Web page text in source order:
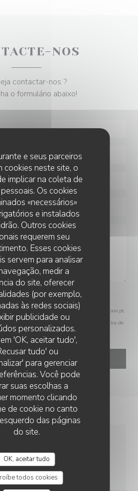
e seus parceiros
cookies neste site, o
implicar na coleta de
Os cookies
«necessários»
e instalados
Outros cookies
requerem seu
Esses cookies
servem para analisar
medir a
do site, oferecer
(por exemplo,
às redes sociais)
publicidade ou
personalizados.
'OK, aceitar tudo',
tudo' ou
para gerenciar
Você pode
suas escolhas a
momento clicando
de cookie no canto
das páginas
do site.
OK, aceitar tudo
todos cookies
NOS
contactar-nos ?
o formulário abaixo!
de dados, tem o direito de se opor a
registar-se na Lista Robinson através de
robinson.pt.
dos seus dados, consulte a nossa
política de
GERAIS
SERVIÇOS
ROI DU CAFÉ